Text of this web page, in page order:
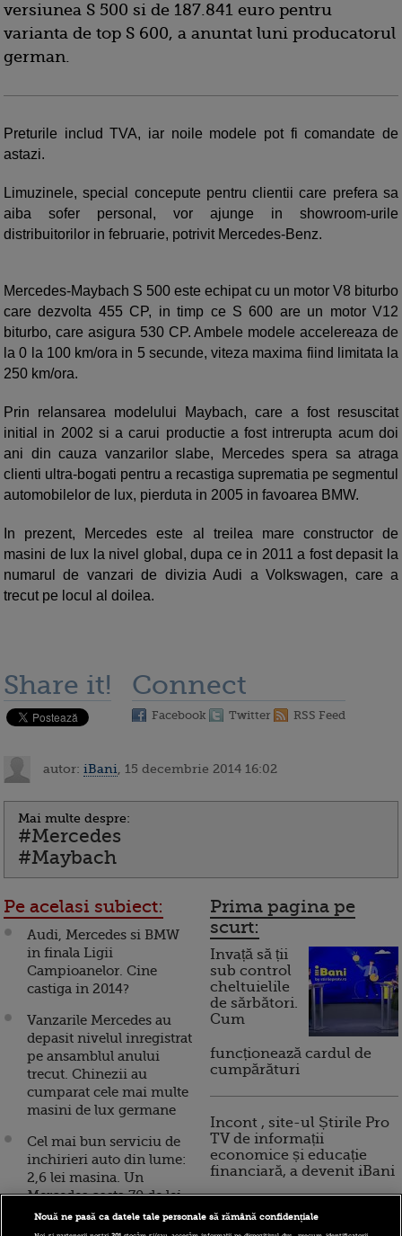
versiunea S 500 si de 187.841 euro pentru
varianta de top S 600, a anuntat luni producatorul
german.
Preturile includ TVA, iar noile modele pot fi comandate de
astazi.
Limuzinele, special concepute pentru clientii care prefera sa
aiba sofer personal, vor ajunge in showroom-urile
distribuitorilor in februarie, potrivit Mercedes-Benz.
Mercedes-Maybach S 500 este echipat cu un motor V8 biturbo
care dezvolta 455 CP, in timp ce S 600 are un motor V12
biturbo, care asigura 530 CP. Ambele modele accelereaza de
la 0 la 100 km/ora in 5 secunde, viteza maxima fiind limitata la
250 km/ora.
Prin relansarea modelului Maybach, care a fost resuscitat
initial in 2002 si a carui productie a fost intrerupta acum doi
ani din cauza vanzarilor slabe, Mercedes spera sa atraga
clienti ultra-bogati pentru a recastiga suprematia pe segmentul
automobilelor de lux, pierduta in 2005 in favoarea BMW.
In prezent, Mercedes este al treilea mare constructor de
masini de lux la nivel global, dupa ce in 2011 a fost depasit la
numarul de vanzari de divizia Audi a Volkswagen, care a
trecut pe locul al doilea.
Share it! Connect
Facebook Twitter RSS Feed
autor: iBani , 15 decembrie 2014 16:02
Mai multe despre:
#Mercedes
#Maybach
Pe acelasi subiect:
Audi, Mercedes si BMW
in finala Ligii
Campioanelor. Cine
castiga in 2014?
Vanzarile Mercedes au
depasit nivelul inregistrat
pe ansamblul anului
trecut. Chinezii au
cumparat cele mai multe
masini de lux germane
Cel mai bun serviciu de
inchirieri auto din lume:
2,6 lei masina. Un
Mercedes costa 70 de lei.
Si conduci ce vrei, cat
vrei
Prima pagina pe
scurt:
Invață să ții
sub control
cheltuielile
de sărbători.
Cum
funcționează cardul de
cumpărături
Incont , site-ul Știrile Pro
TV de informații
economice și educație
financiară, a devenit iBani
10 reguli pentru decizii
Nouă ne pasă ca datele tale personale să rămână confidențiale